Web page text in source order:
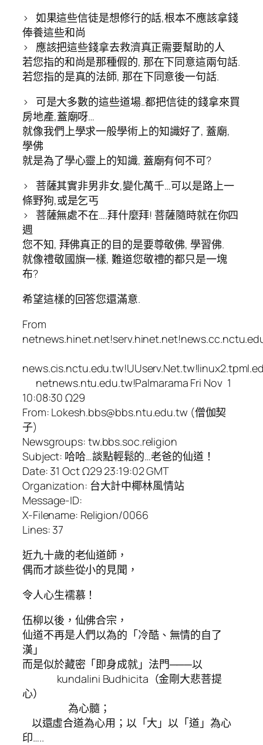
> 如果這些信徒是想修行的話,根本不應該拿錢
俸養這些和尚
> 應該把這些錢拿去救濟真正需要幫助的人
若您指的和尚是那種假的, 那在下同意這兩句話.
若您指的是真的法師, 那在下同意後一句話.
> 可是大多數的這些道場..都把信徒的錢拿來買
房地產,蓋廟呀…
就像我們上學求一般學術上的知識好了, 蓋廟,
學佛
就是為了學心靈上的知識, 蓋廟有何不可?
> 菩薩其實非男非女,變化萬千…可以是路上一
條野狗,或是乞丐
> 菩薩無處不在….拜什麼拜! 菩薩隨時就在你四
週
您不知, 拜佛真正的目的是要尊敬佛, 學習佛.
就像禮敬國旗一樣, 難道您敬禮的都只是一塊
布?
希望這樣的回答您還滿意.
From
netnews.ntu.edu.tw!Palmarama Fri Nov 1
10:08:30 Ω29
From: Lokesh.bbs@bbs.ntu.edu.tw (僧伽契
子)
Newsgroups: tw.bbs.soc.religion
Subject: 哈哈…談點輕鬆的…老爸的仙道！
Date: 31 Oct Ω29 23:19:02 GMT
Organization: 台大計中椰林風情站
Message-ID:
X-Filename: Religion/0066
Lines: 37
近九十歲的老仙道師，
偶而才談些從小的見聞，
令人心生襦慕！
伍柳以後，仙佛合宗，
仙道不再是人們以為的「冷酷、無情的自了
漢」
而是似於藏密「即身成就」法門───以
kundalini Budhicita（金剛大悲菩提
心）
為心髓；
以還虛合道為心用；以「大」以「道」為心
印…..